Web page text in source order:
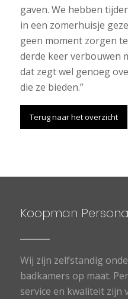
gaven. We hebben
in een zomerhuisje
geen moment zorgen
derde keer verbouwen
dat zegt wel genoeg
die ze bieden.”
Terug naar het overzicht
Koopman
Wij zijn zelfstandig
badkamers op maat.
service en kwaliteit zijn